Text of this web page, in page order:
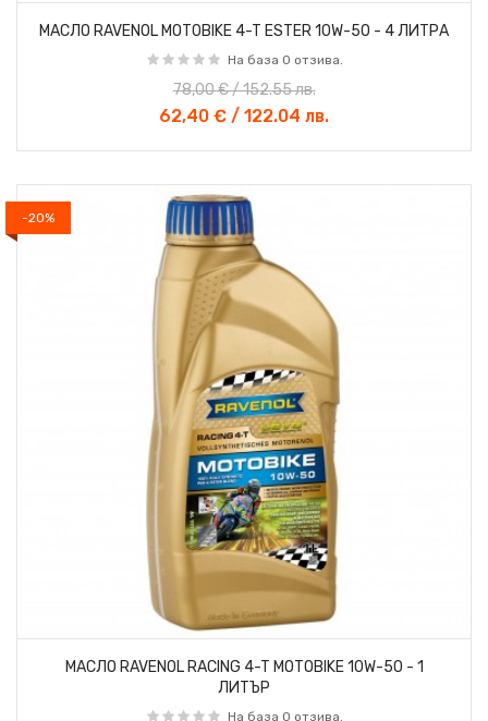
МАСЛО RAVENOL MOTOBIKE 4-T ESTER 10W-50 - 4 ЛИТРА
На база 0 отзива.
62,40 € / 122.04 лв.
78,00 € / 152.55 лв.
-20%
МАСЛО RAVENOL RACING 4-T MOTOBIKE 10W-50 - 1
ЛИТЪР
На база 0 отзива.